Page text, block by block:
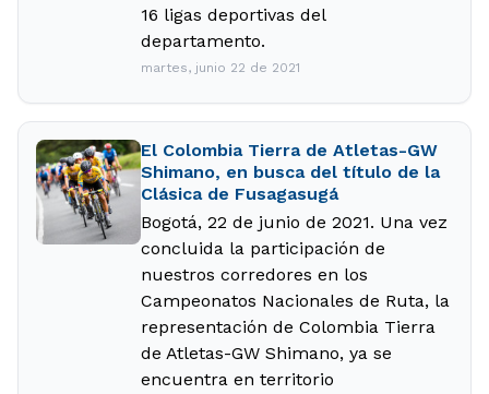
16 ligas deportivas del
departamento.
martes, junio 22 de 2021
El Colombia Tierra de Atletas-GW
Shimano, en busca del título de la
Clásica de Fusagasugá
Bogotá, 22 de junio de 2021. Una vez
concluida la participación de
nuestros corredores en los
Campeonatos Nacionales de Ruta, la
representación de Colombia Tierra
de Atletas-GW Shimano, ya se
encuentra en territorio